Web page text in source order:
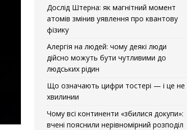
Дослід Штерна: як магнітний момент
атомів змінив уявлення про квантову
фізику
Алергія на людей: чому деякі люди
дійсно можуть бути чутливими до
людських рідин
Що означають цифри тостері — і це не
хвилинии
Чому всі континенти «збилися докупи»:
вчені пояснили нерівномірний розподіл